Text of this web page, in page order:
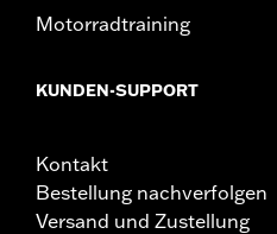
Motorradtraining
KUNDEN-SUPPORT
Kontakt
Bestellung nachverfolgen
Versand und Zustellung